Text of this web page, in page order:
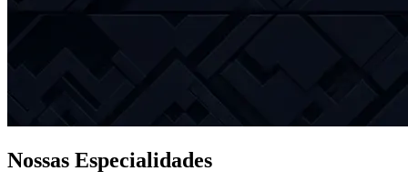
Nossas Especialidades